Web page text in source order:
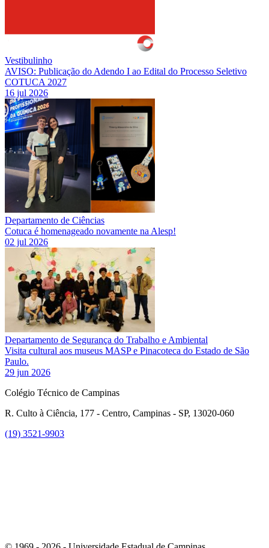
Vestibulinho
AVISO: Publicação do Adendo I ao Edital do Processo Seletivo
COTUCA 2027
16 jul 2026
Departamento de Ciências
Cotuca é homenageado novamente na Alesp!
02 jul 2026
Departamento de Segurança do Trabalho e Ambiental
Visita cultural aos museus MASP e Pinacoteca do Estado de São
Paulo.
29 jun 2026
Colégio Técnico de Campinas
R. Culto à Ciência, 177 - Centro, Campinas - SP, 13020-060
(19) 3521-9903